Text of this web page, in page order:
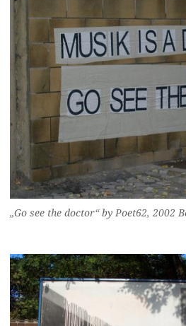
„Go see the doctor“ by Poet62, 2002